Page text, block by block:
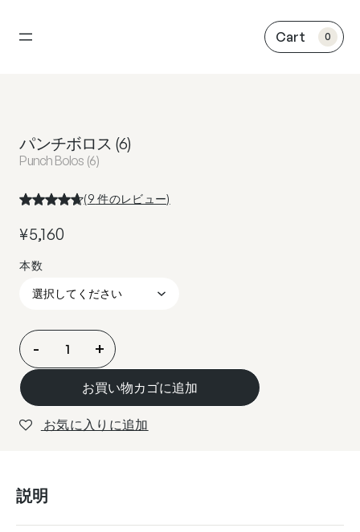
容
0
パンチボロス (6)
Punch Bolos (6)
(9 件のレビュー)
¥5,160
パ
ン
チ
ボ
ロ
Punch
- +
お買い物カゴに追加
お気に入りに追加
説明